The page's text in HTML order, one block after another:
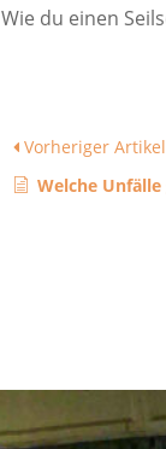
Wie du einen
Vorheriger
Welche Unfälle